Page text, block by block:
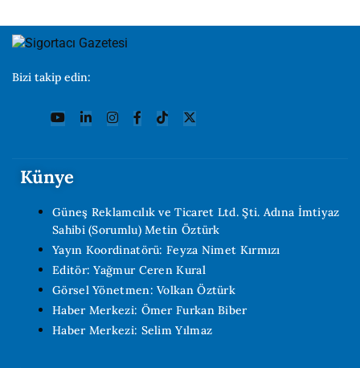
Bizi takip edin:
Künye
Güneş Reklamcılık ve Ticaret Ltd. Şti. Adına İmtiyaz
Sahibi (Sorumlu) Metin Öztürk
Yayın Koordinatörü: Feyza Nimet Kırmızı
Editör: Yağmur Ceren Kural
Görsel Yönetmen: Volkan Öztürk
Haber Merkezi: Ömer Furkan Biber
Haber Merkezi: Selim Yılmaz